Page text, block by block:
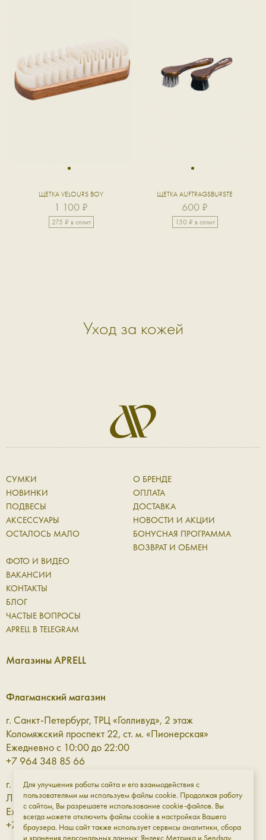
1
ЩЕТКА VELOURS BOY
1 100 ₽
275 ₽ в сплит
1
ЩЕТКА AUFTRAGSBURSTE
600 ₽
150 ₽ в сплит
Уход за кожей
СУМКИ
НОВИНКИ
ПОДВЕСЫ
АКСЕССУАРЫ
ОСТАЛОСЬ МАЛО
О БРЕНДЕ
ОПЛАТА
ДОСТАВКА
НОВОСТИ И АКЦИИ
БОНУСНАЯ ПРОГРАММА
ВОЗВРАТ И ОБМЕН
ФОТО И ВИДЕО
ВАКАНСИИ
КОНТАКТЫ
БЛОГ
ЧАСТЫЕ ВОПРОСЫ
APRELL В TELEGRAM
Магазины APRELL
Флагманский магазин
г. Санкт-Петербург, ТРЦ «Голливуд», 2 этаж
Коломяжский проспект 22, ст. м. «Пионерская»
Ежедневно с 10:00 до 22:00
+7 964 348 85 66
г. Санкт-Петербург, ТРЦ «Галерея» 3 этаж
Лиговский проспект, 30а, ст. м. «Площадь Восстания»
Ежедневно с 10:00 до 23:00
+7 961 811-18-98
Для улучшения работы сайта и его взаимодействия с
пользователями мы используем файлы cookie. Продолжая работу
с сайтом, Вы разрешаете использование cookie-файлов. Вы
всегда можете отключить файлы cookie в настройках Вашего
браузера. Наш сайт также использует сервисы аналитики, сбора
и хранения персональных данных: Яндекс Метрика и Sendsay.